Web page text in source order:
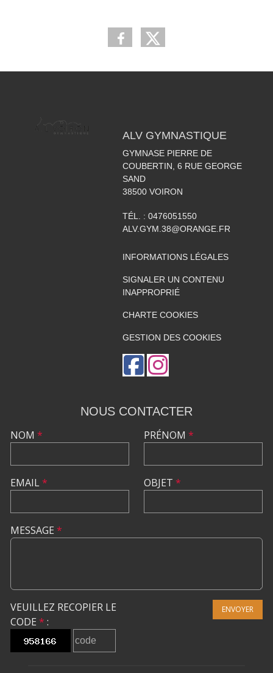
ALV GYMNASTIQUE
GYMNASE PIERRE DE
COUBERTIN, 6 RUE GEORGE
SAND
38500 VOIRON
TÉL. : 0476051550
ALV.GYM.38@ORANGE.FR
INFORMATIONS LÉGALES
SIGNALER UN CONTENU
INAPPROPRIÉ
CHARTE COOKIES
GESTION DES COOKIES
NOUS CONTACTER
NOM *
EMAIL*
PRÉNOM *
OBJET *
MESSAGE *
VEUILLEZ RECOPIER LE
CODE * :
ENVOYER